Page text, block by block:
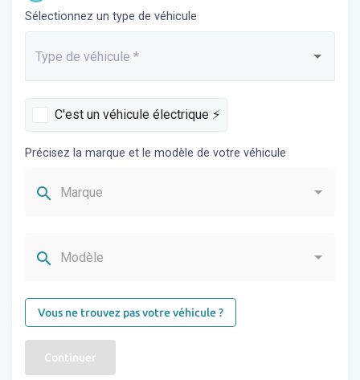
Sélectionnez un type de véhicule
Saisissez...
Type de véhicule *
C'est un véhicule électrique ⚡️
Précisez la marque et le modèle de votre véhicule
search Marque
search Modèle
Vous ne trouvez pas votre véhicule ?
Continuer